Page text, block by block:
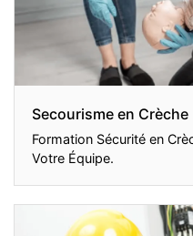
Secourisme en Crèche
Formation Sécurité en
Votre Équipe.